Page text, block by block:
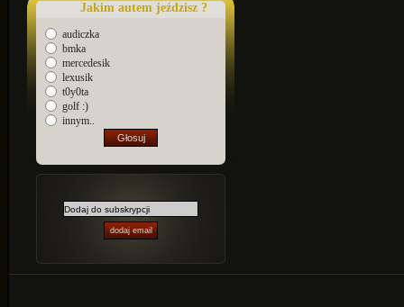
Jakim autem jeździsz ?
audiczka
bmka
mercedesik
lexusik
t0y0ta
golf :)
innym..